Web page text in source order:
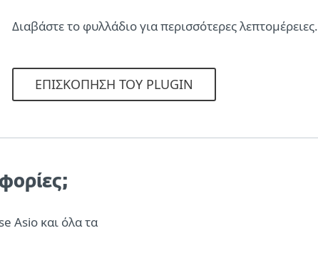
Διαβάστε το φυλλάδιο για περισσότερες λεπτομέρειες.
ΕΠΙΣΚΌΠΗΣΗ ΤΟΥ PLUGIN
Asio και όλα τα